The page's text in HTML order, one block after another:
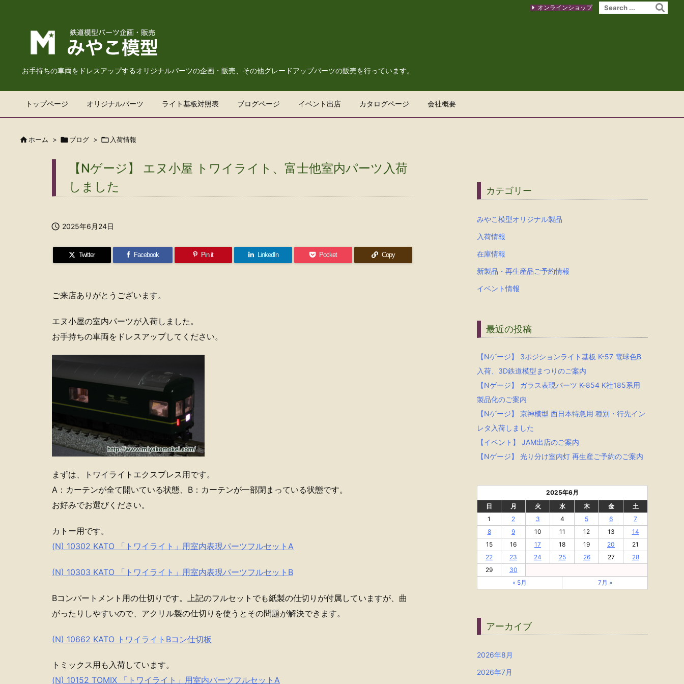
お手持ちの車両をドレスアップするオリジナルパーツの企画・販売、その他グレードアップパーツの販売を行っています。
トップページ オリジナルパーツ ライト基板対照表 ブログページ イベント出店 カタログページ 会社概要
オンラインショップ
 ホーム > ブログ >  入荷情報
【Nゲージ】 エヌ小屋 トワイライト、富士他室内パーツ入荷
しました
 2025年6月24日
Twitter Facebook Pin it LinkedIn Pocket Copy
ご来店ありがとうございます。
エヌ小屋の室内パーツが入荷しました。
お手持ちの車両をドレスアップしてください。
まずは、トワイライトエクスプレス用です。
A：カーテンが全て開いている状態、B：カーテンが一部閉まっている状態です。
お好みでお選びください。
カトー用です。
(N) 10302 KATO 「トワイライト」用室内表現パーツフルセットA
(N) 10303 KATO 「トワイライト」用室内表現パーツフルセットB
Bコンパートメント用の仕切りです。上記のフルセットでも紙製の仕切りが付属していますが、曲
がったりしやすいので、アクリル製の仕切りを使うとその問題が解決できます。
(N) 10662 KATO トワイライトBコン仕切板
トミックス用も入荷しています。
(N) 10152 TOMIX 「トワイライト」用室内パーツフルセットA
カテゴリー
みやこ模型オリジナル製品
入荷情報
在庫情報
新製品・再生産品ご予約情報
イベント情報
最近の投稿
【Nゲージ】 3ポジションライト基板 K-57 電球色B
入荷、3D鉄道模型まつりのご案内
【Nゲージ】 ガラス表現パーツ K-854 K社185系用
製品化のご案内
【Nゲージ】 京神模型 西日本特急用 種別・行先イン
レタ入荷しました
【イベント】 JAM出店のご案内
【Nゲージ】 光り分け室内灯 再生産ご予約のご案内
2025年6月
日
月 火 水 木 金
土
1
2 3 4 5 6
7
8
9 10 11 12 13
14
15
16 17 18 19 20
21
22
23 24 25 26 27
28
29
30
« 5月
7月 »
アーカイブ
2026年8月
2026年7月